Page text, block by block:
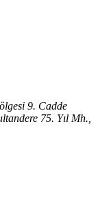
9. Cadde
75. Yıl Mh.,